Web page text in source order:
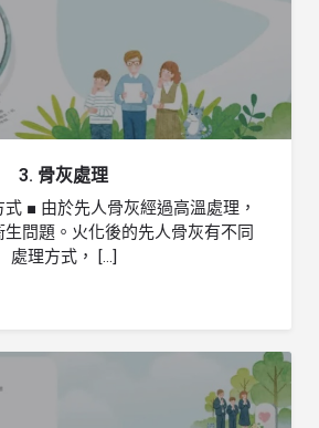
3. 骨灰處理
■ 由於先人骨灰經過高溫處理，
問題。火化後的先人骨灰有不同
處理方式， […]